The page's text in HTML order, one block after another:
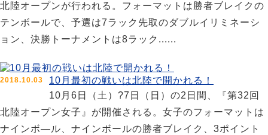
北陸オープンが行われる。フォーマットは勝者ブレイクの
テンボールで、予選は7ラック先取のダブルイリミネーシ
ョン、決勝トーナメントは8ラック......
2018.10.03
10月最初の戦いは北陸で開かれる！
10月6日（土）?7日（日）の2日間、『第32回
北陸オープン女子』が開催される。女子のフォーマットは
ナインボ―ル、ナインボールの勝者ブレイク、3ポイント